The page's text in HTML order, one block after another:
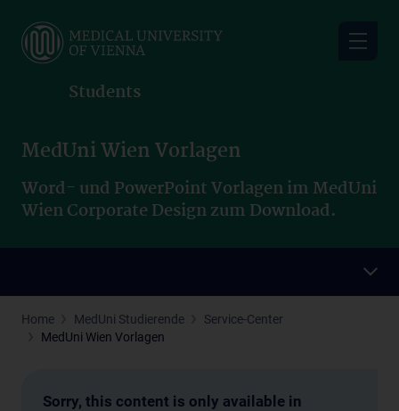
main
Students
MedUni Wien Vorlagen
Word- und PowerPoint Vorlagen im MedUni
Wien Corporate Design zum Download.
Home MedUni Studierende
Service-Center
MedUni Wien Vorlagen
Sorry, this content is only available in